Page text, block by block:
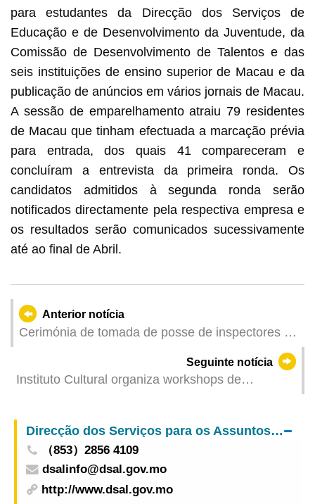
para estudantes da Direcção dos Serviços de
Educação e de Desenvolvimento da Juventude, da
Comissão de Desenvolvimento de Talentos e das
seis instituições de ensino superior de Macau e da
publicação de anúncios em vários jornais de Macau.
A sessão de emparelhamento atraiu 79 residentes
de Macau que tinham efectuada a marcação prévia
para entrada, dos quais 41 compareceram e
concluíram a entrevista da primeira ronda. Os
candidatos admitidos à segunda ronda serão
notificados directamente pela respectiva empresa e
os resultados serão comunicados sucessivamente
até ao final de Abril.
Anterior notícia
Cerimónia de tomada de posse de inspectores de
Seguinte notícia
Instituto Cultural organiza workshops de
Siac
Direcção dos Serviços para os Assuntos Laborais
（853）2856 4109
dsalinfo@dsal.gov.mo
http://www.dsal.gov.mo